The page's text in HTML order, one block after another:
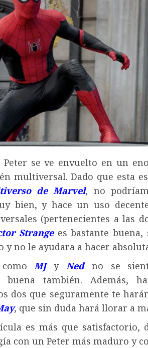
se ve envuelto en un
multiversal. Dado que esta
de Marvel, no
bien, y hace un uso
(pertenecientes a las
Strangees bastante buena,
no le ayudara a hacer
comoMJyNedno se
buena también. Además,
dos que seguramente te
, que sin duda hará llorar a
es más que satisfactorio,
con un Peter más maduro y